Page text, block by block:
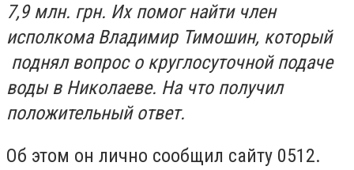
7,9 млн. грн. Их помог найти член
исполкома Владимир Тимошин, который
поднял вопрос о круглосуточной подаче
воды в Николаеве. На что получил
положительный ответ.
Об этом он лично сообщил сайту 0512.